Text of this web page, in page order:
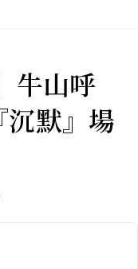
牛山呼
默』場